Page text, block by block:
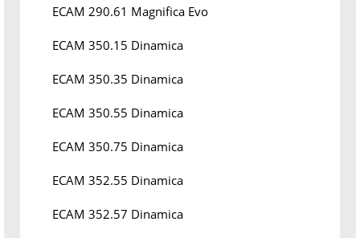
ECAM 290.61 Magnifica Evo
ECAM 350.15 Dinamica
ECAM 350.35 Dinamica
ECAM 350.55 Dinamica
ECAM 350.75 Dinamica
ECAM 352.55 Dinamica
ECAM 352.57 Dinamica